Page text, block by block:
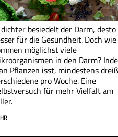
dichter besiedelt der Darm, desto
für die Gesundheit. Doch wie
möglichst viele
in den Darm?
Pflanzen isst, mindestens
pro Woche. Eine
für mehr Vielfalt am